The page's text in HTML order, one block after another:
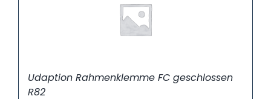
Udaption Rahmenklemme FC geschlossen
R82